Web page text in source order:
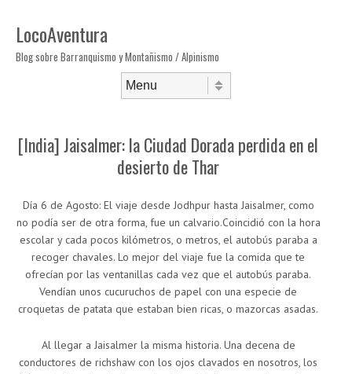
LocoAventura
Blog sobre Barranquismo y Montañismo / Alpinismo
[India] Jaisalmer: la Ciudad Dorada perdida en el
desierto de Thar
Día 6 de Agosto: El viaje desde Jodhpur hasta Jaisalmer, como
no podía ser de otra forma, fue un calvario.Coincidió con la hora
escolar y cada pocos kilómetros, o metros, el autobús paraba a
recoger chavales. Lo mejor del viaje fue la comida que te
ofrecían por las ventanillas cada vez que el autobús paraba.
Vendían unos cucuruchos de papel con una especie de
croquetas de patata que estaban bien ricas, o mazorcas asadas.
Al llegar a Jaisalmer la misma historia. Una decena de
conductores de richshaw con los ojos clavados en nosotros, los